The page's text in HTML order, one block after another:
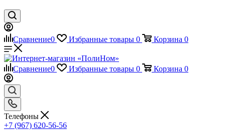
Сравнение0 Избранные товары 0 Корзина 0
Сравнение0 Избранные товары 0 Корзина 0
Телефоны
+7 (967) 620-56-56